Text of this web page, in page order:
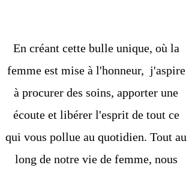
En créant cette bulle unique, où la
femme est mise à l'honneur, j'aspire
à procurer des soins, apporter une
écoute et libérer l'esprit de tout ce
qui vous pollue au quotidien. Tout au
long de notre vie de femme, nous